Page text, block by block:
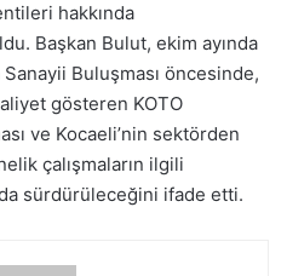
hakkında
Başkan Bulut, ekim ayında
Buluşması öncesinde,
gösteren KOTO
ve Kocaeli’nin sektörden
çalışmaların ilgili
sürdürüleceğini ifade etti.